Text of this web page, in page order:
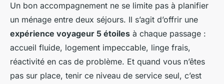
Un bon accompagnement ne se limite pas à planifier
un ménage entre deux séjours. Il s’agit d’offrir une
expérience voyageur 5 étoiles à chaque passage :
accueil fluide, logement impeccable, linge frais,
réactivité en cas de problème. Et quand vous n’êtes
pas sur place, tenir ce niveau de service seul, c’est